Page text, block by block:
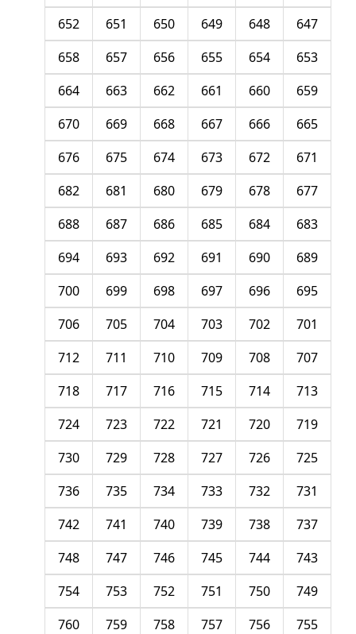
647
648
649
650
651
652
653
654
655
656
657
658
659
660
661
662
663
664
665
666
667
668
669
670
671
672
673
674
675
676
677
678
679
680
681
682
683
684
685
686
687
688
689
690
691
692
693
694
695
696
697
698
699
700
701
702
703
704
705
706
707
708
709
710
711
712
713
714
715
716
717
718
719
720
721
722
723
724
725
726
727
728
729
730
731
732
733
734
735
736
737
738
739
740
741
742
743
744
745
746
747
748
749
750
751
752
753
754
755
756
757
758
759
760